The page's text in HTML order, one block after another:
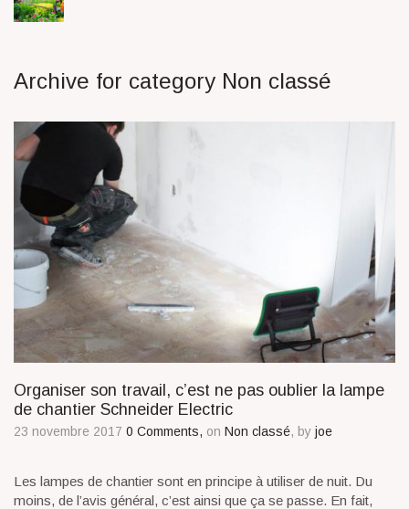
Archive for category Non classé
Organiser son travail, c’est ne pas oublier la lampe
de chantier Schneider Electric
23 novembre 2017 0 Comments, on Non classé, by joe
Les lampes de chantier sont en principe à utiliser de nuit. Du
moins, de l’avis général, c’est ainsi que ça se passe. En fait,